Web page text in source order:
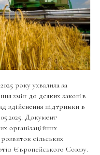
року ухвалила за
змін до деяких законів
здійснення підтримки в
Документ
організаційних
сільських
Європейського Союзу.